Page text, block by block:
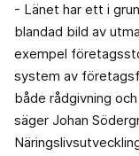
- Länet har ett i
blandad bild av
exempel
system av
både rådgivning
säger Johan